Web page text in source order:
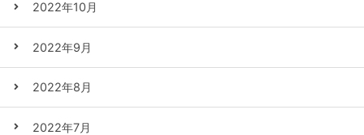
2022年10月
2022年9月
2022年8月
2022年7月